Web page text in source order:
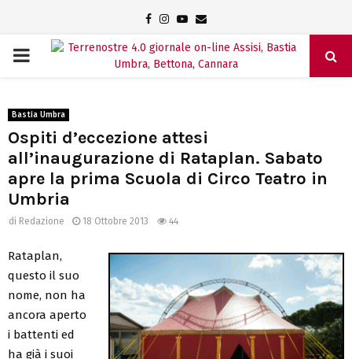
Facebook
Instagram
Youtube
Email
PRIMARY
Bastia Umbra
Ospiti d’eccezione attesi
all’inaugurazione di Rataplan. Sabato
apre la prima Scuola di Circo Teatro in
Umbria
di Redazione 18 Ottobre 2013 44
Rataplan,
questo il suo
nome, non ha
ancora aperto
i battenti ed
ha già i suoi